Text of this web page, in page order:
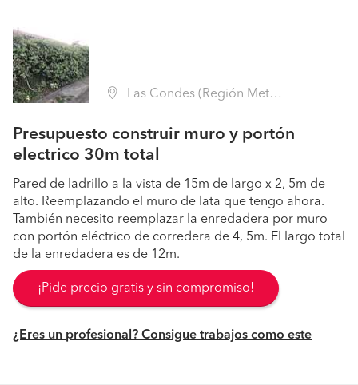
Las Condes (Región Metropolitana - Santiago)
Presupuesto construir muro y portón
electrico 30m total
Pared de ladrillo a la vista de 15m de largo x 2, 5m de
alto. Reemplazando el muro de lata que tengo ahora.
También necesito reemplazar la enredadera por muro
con portón eléctrico de corredera de 4, 5m. El largo total
de la enredadera es de 12m.
¡Pide precio gratis y sin compromiso!
¿Eres un profesional? Consigue trabajos como este